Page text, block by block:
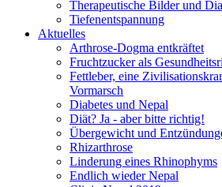
Therapeutische Bilder und
Tiefenentspannung
Aktuelles
Arthrose-Dogma entkräftet
Fruchtzucker als
Fettleber, eine
Vormarsch
Diabetes und Nepal
Diät? Ja - aber bitte richtig!
Übergewicht und
Rhizarthrose
Linderung eines Rhinophyms
Endlich wieder Nepal